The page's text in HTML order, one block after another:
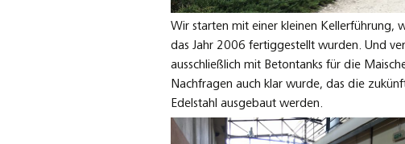
Wir starten mit einer kleinen Kellerführung,
das Jahr 2006 fertiggestellt wurden. Und
ausschließlich mit Betontanks für die
Nachfragen auch klar wurde, das die
Edelstahl ausgebaut werden.